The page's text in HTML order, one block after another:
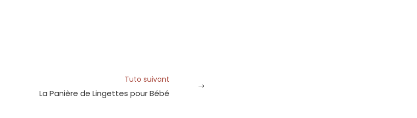
Tuto suivant
La Panière de Lingettes pour Bébé